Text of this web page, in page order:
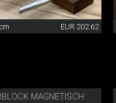
EUR 202.62
MAGNETISCH